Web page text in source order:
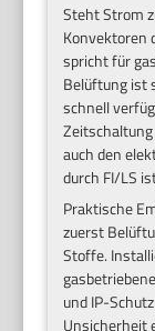
Steht Strom
Konvektoren
spricht für
Belüftung ist
schnell
auch den
durch FI/LS
Praktische
zuerst
Stoffe.
und IP-
Unsicherheit